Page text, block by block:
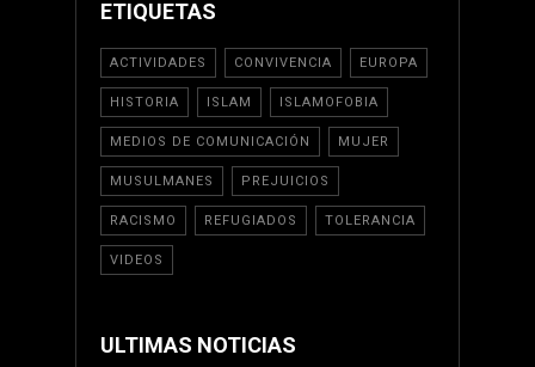
ETIQUETAS
ACTIVIDADES CONVIVENCIA EUROPA
HISTORIA ISLAM ISLAMOFOBIA
MEDIOS DE COMUNICACIÓN MUJER
MUSULMANES PREJUICIOS
RACISMO REFUGIADOS TOLERANCIA
VIDEOS
ULTIMAS NOTICIAS